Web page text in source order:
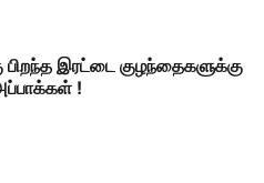
பிறந்த இரட்டை குழந்தைகளுக்கு
!